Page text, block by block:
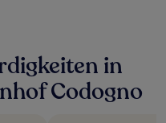
in
Codogno